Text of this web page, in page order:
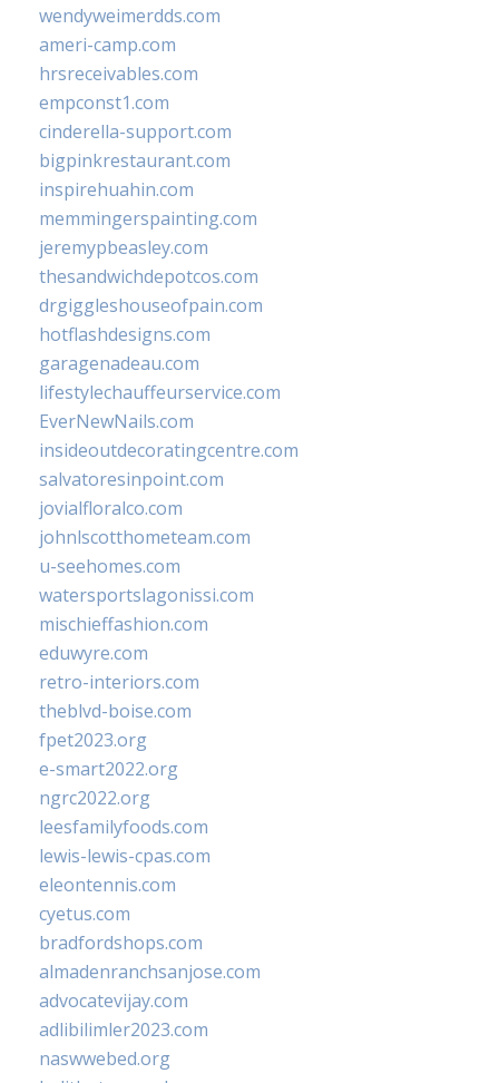
wendyweimerdds.com
ameri-camp.com
hrsreceivables.com
empconst1.com
cinderella-support.com
bigpinkrestaurant.com
inspirehuahin.com
memmingerspainting.com
jeremypbeasley.com
thesandwichdepotcos.com
drgiggleshouseofpain.com
hotflashdesigns.com
garagenadeau.com
lifestylechauffeurservice.com
EverNewNails.com
insideoutdecoratingcentre.com
salvatoresinpoint.com
jovialfloralco.com
johnlscotthometeam.com
u-seehomes.com
watersportslagonissi.com
mischieffashion.com
eduwyre.com
retro-interiors.com
theblvd-boise.com
fpet2023.org
e-smart2022.org
ngrc2022.org
leesfamilyfoods.com
lewis-lewis-cpas.com
eleontennis.com
cyetus.com
bradfordshops.com
almadenranchsanjose.com
advocatevijay.com
adlibilimler2023.com
naswwebed.org